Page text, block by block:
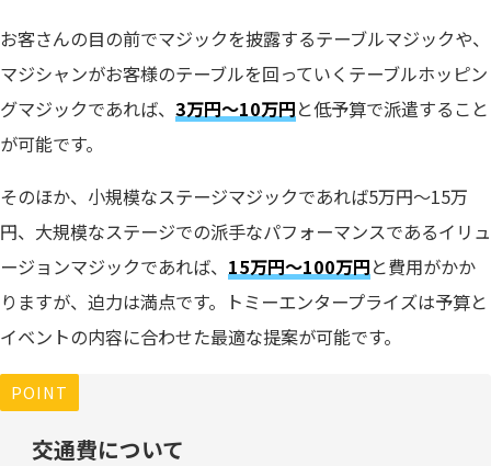
お客さんの目の前でマジックを披露するテーブルマジックや、
マジシャンがお客様のテーブルを回っていくテーブルホッピン
グマジックであれば、 3万円～10万円と低予算で派遣すること
が可能です。
そのほか、小規模なステージマジックであれば5万円～15万
円、大規模なステージでの派手なパフォーマンスであるイリュ
ージョンマジックであれば、 15万円～100万円と費用がかか
りますが、迫力は満点です。トミーエンタープライズは予算と
イベントの内容に合わせた最適な提案が可能です。
POINT
交通費について